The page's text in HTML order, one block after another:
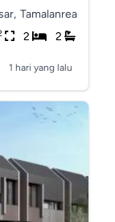
Tamalanrea
2 2
1 hari yang lalu